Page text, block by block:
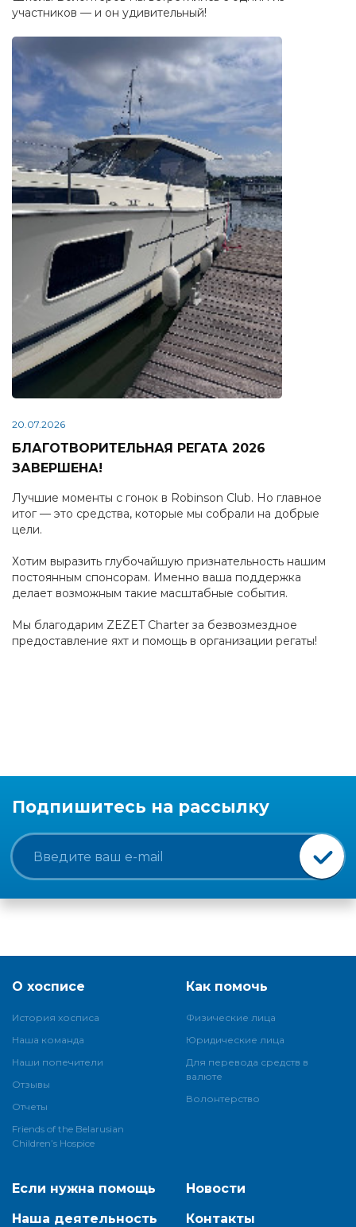
участников — и он удивительный!
20.07.2026
БЛАГОТВОРИТЕЛЬНАЯ РЕГАТА 2026
ЗАВЕРШЕНА!
Лучшие моменты с гонок в Robinson Club. Но главное
итог — это средства, которые мы собрали на добрые
цели.
Хотим выразить глубочайшую признательность нашим
постоянным спонсорам. Именно ваша поддержка
делает возможным такие масштабные события.
Мы благодарим ZEZET Charter за безвозмездное
предоставление яхт и помощь в организации регаты!
Подпишитесь на рассылку
О хосписе
История хосписа
Наша команда
Наши попечители
Отзывы
Отчеты
Friends of the Belarusian
Children’s Hospice
Как помочь
Физические лица
Юридические лица
Для перевода средств в
валюте
Волонтерство
Если нужна помощь
Наша деятельность
Новости
Контакты